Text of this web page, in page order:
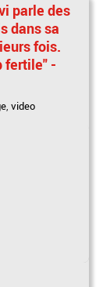
parle des
dans sa
fois.
fertile" -
,video